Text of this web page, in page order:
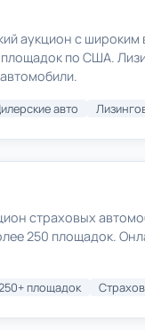
аукцион с
по США.
авто
страховых
250 площадок.
площадок